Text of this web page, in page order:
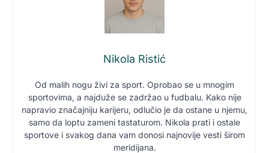
Nikola Ristić
Od malih nogu živi za sport. Oprobao se u mnogim
sportovima, a najduže se zadržao u fudbalu. Kako nije
napravio značajniju karijeru, odlučio je da ostane u njemu,
samo da loptu zameni tastaturom. Nikola prati i ostale
sportove i svakog dana vam donosi najnovije vesti širom
meridijana.